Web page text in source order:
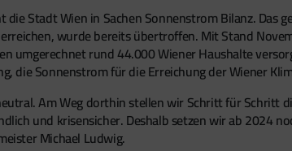
die Stadt Wien in Sachen Sonnenstrom Bilanz.
wurde bereits übertroffen. Mit Stand
umgerechnet rund 44.000 Wiener Haushalte
die Sonnenstrom für die Erreichung der Wiener
Am Weg dorthin stellen wir Schritt für Schritt
und krisensicher. Deshalb setzen wir ab 2024
Michael Ludwig.